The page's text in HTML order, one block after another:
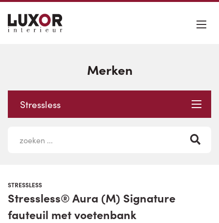
Merken
Stressless
STRESSLESS
Stressless® Aura (M) Signature
fauteuil met voetenbank